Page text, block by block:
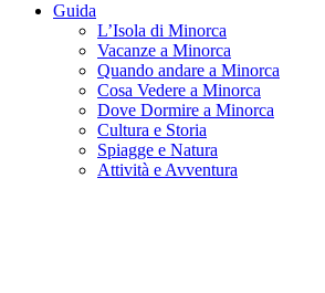
Guida
L’Isola di Minorca
Vacanze a Minorca
Quando andare a Minorca
Cosa Vedere a Minorca
Dove Dormire a Minorca
Cultura e Storia
Spiagge e Natura
Attività e Avventura